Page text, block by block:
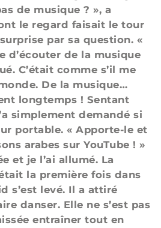
de musique ? », a
le regard faisait le tour
par sa question. «
d’écouter de la musique
C’était comme s’il me
De la musique…
longtemps ! Sentant
simplement demandé si
portable. « Apporte-le et
arabes sur YouTube ! »
et je l’ai allumé. La
la première fois dans
s’est levé. Il a attiré
danser. Elle ne s’est pas
entraîner tout en